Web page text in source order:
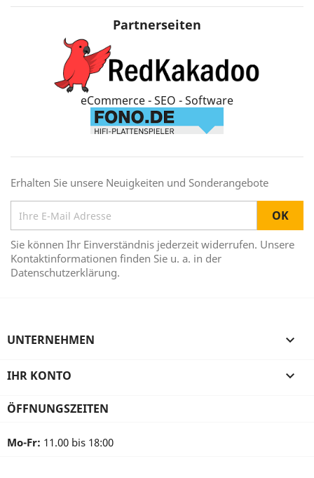
Partnerseiten
eCommerce - SEO - Software
Erhalten Sie unsere Neuigkeiten und Sonderangebote
Sie können Ihr Einverständnis jederzeit widerrufen. Unsere
Kontaktinformationen finden Sie u. a. in der
Datenschutzerklärung.
UNTERNEHMEN 
IHR KONTO 
ÖFFNUNGSZEITEN
Mo-Fr: 11.00 bis 18:00